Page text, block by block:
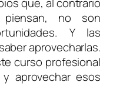
no son
Y las
aprovecharlas.
curso profesional
aprovechar esos